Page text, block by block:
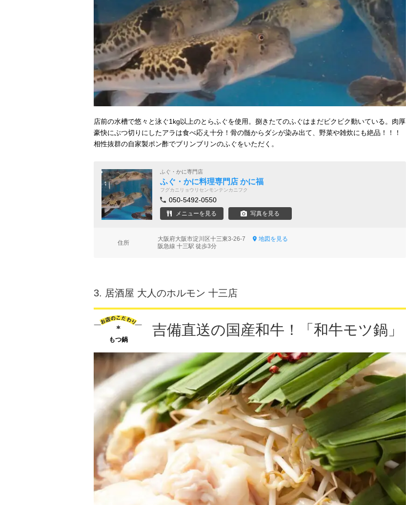
店前の水槽で悠々と泳ぐ1kg以上のとらふぐを使用。捌きたてのふぐはまだビクビク動いている。肉厚
豪快にぶつ切りにしたアラは食べ応え十分！骨の髄からダシが染み出て、野菜や雑炊にも絶品！！！
相性抜群の自家製ポン酢でブリンブリンのふぐをいただく。
ふぐ・かに専門店
ふぐ・かに料理専門店 かに福
フグカニリョウリセンモンテンカニフク
050-5492-0550
メニューを見る 写真を見る
住所
大阪府大阪市淀川区十三東3-26-7
地図を見る
阪急線 十三駅 徒歩3分
3. 居酒屋 大人のホルモン 十三店
もつ鍋
吉備直送の国産和牛！「和牛モツ鍋」